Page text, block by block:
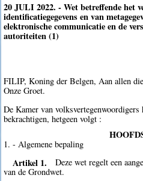
20 JULI 2022. - Wet betreffende het
identificatiegegevens en van
elektronische communicatie en de
autoriteiten (1)
FILIP, Koning der Belgen, Aan allen
Onze Groet.
De Kamer van
bekrachtigen, hetgeen volgt :
1. - Algemene bepaling
Artikel 1.
Deze wet regelt een
van de Grondwet.